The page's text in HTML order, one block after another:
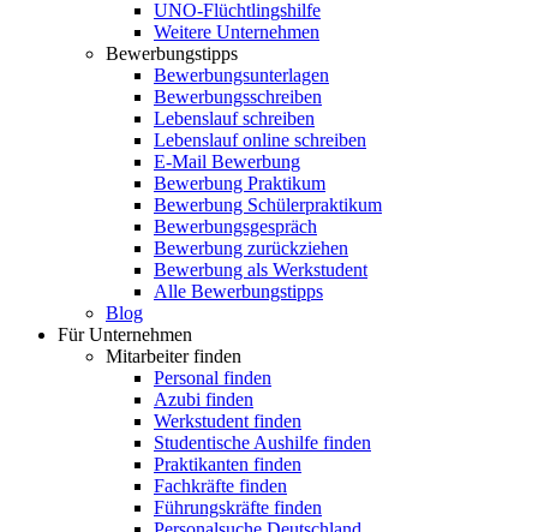
UNO-Flüchtlingshilfe
Weitere Unternehmen
Bewerbungstipps
Bewerbungsunterlagen
Bewerbungsschreiben
Lebenslauf schreiben
Lebenslauf online schreiben
E-Mail Bewerbung
Bewerbung Praktikum
Bewerbung Schülerpraktikum
Bewerbungsgespräch
Bewerbung zurückziehen
Bewerbung als Werkstudent
Alle Bewerbungstipps
Blog
Für Unternehmen
Mitarbeiter finden
Personal finden
Azubi finden
Werkstudent finden
Studentische Aushilfe finden
Praktikanten finden
Fachkräfte finden
Führungskräfte finden